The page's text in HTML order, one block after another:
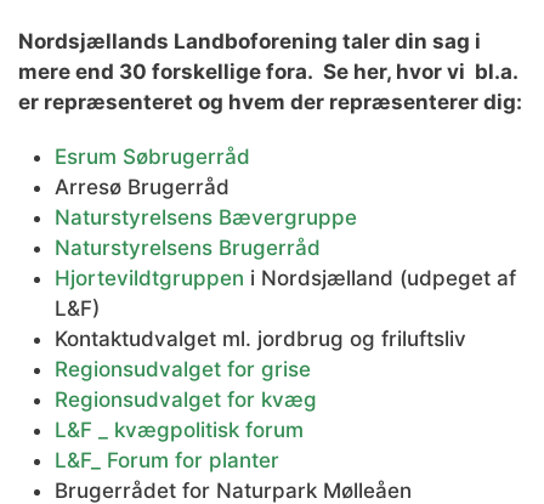
Nordsjællands Landboforening taler din sag i
mere end 30 forskellige fora. Se her, hvor vi bl.a.
er repræsenteret og hvem der repræsenterer dig:
Esrum Søbrugerråd
Arresø Brugerråd
Naturstyrelsens Bævergruppe
Naturstyrelsens Brugerråd
Hjortevildtgruppen i Nordsjælland (udpeget af
L&F)
Kontaktudvalget ml. jordbrug og friluftsliv
Regionsudvalget for grise
Regionsudvalget for kvæg
L&F _ kvægpolitisk forum
L&F_ Forum for planter
Brugerrådet for Naturpark Mølleåen